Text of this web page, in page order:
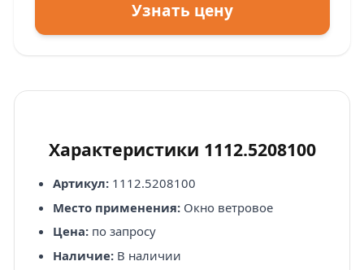
Узнать цену
Характеристики 1112.5208100
Артикул:1112.5208100
Место применения:Окно ветровое
Цена:по запросу
Наличие:В наличии